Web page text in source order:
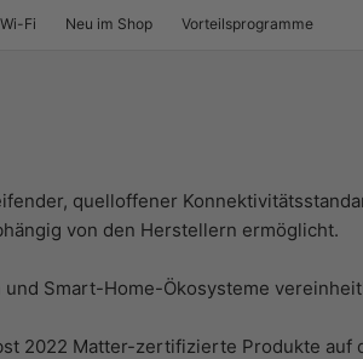
Wi-Fi Neu im Shop Vorteilsprogramme
quelloffener
von den Herstellern ermöglicht.
Smart-Home-Ökosysteme
2022 Matter-zertifizierte Produkte auf